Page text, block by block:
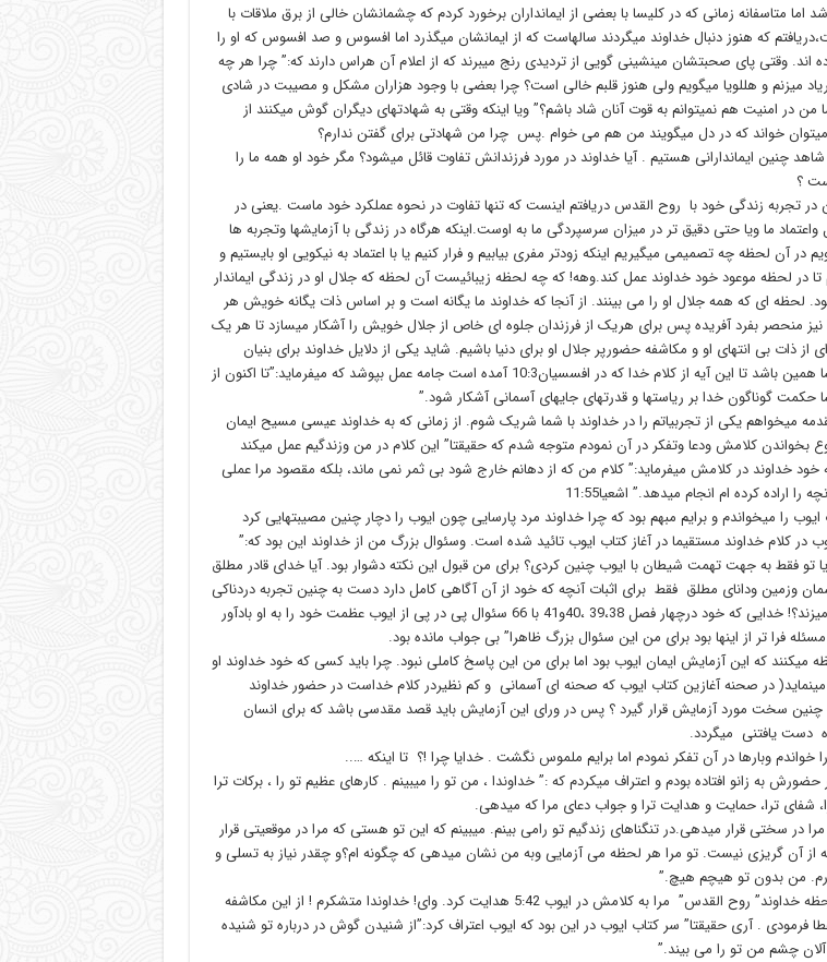
اما متاسفانه زمانی که در کلیسا با بعضی از ایمانداران برخورد کردم که چشمانشان خالی از برق ملاقات با
که هنوز دنبال خداوند میگردند سالهاست که از ایمانشان میگذرد اما افسوس و صد افسوس که او را
اند. وقتی پای صحبتشان مینشینی گویی از تردیدی رنج میبرند که از اعلام آن هراس دارند که:” چرا هر چه
میزنم و هللویا میگویم ولی هنوز قلبم خالی است؟ چرا بعضی با وجود هزاران مشکل و مصیبت در شادی
من در امنیت هم نمیتوانم به قوت آنان شاد باشم؟” ویا اینکه وقتی به شهادتهای دیگران گوش میکنند از
خواند که در دل میگویند من هم می خوام .پس چرا من شهادتی برای گفتن ندارم؟
چنین ایماندارانی هستیم . آیا خداوند در مورد فرزندانش تفاوت قائل میشود؟ مگر خود او همه ما را
؟
در تجربه زندگی خود با روح القدس دریافتم اینست که تنها تفاوت در نحوه عملکرد خود ماست .یعنی در
واعتماد ما ویا حتی دقیق تر در میزان سرسپردگی ما به اوست.اینکه هرگاه در زندگی با آزمایشها وتجربه ها
در آن لحظه چه تصمیمی میگیریم اینکه زودتر مفری بیابیم و فرار کنیم یا با اعتماد به نیکویی او بایستیم و
در لحظه موعود خود خداوند عمل کند.وهه! که چه لحظه زیبائیست آن لحظه که جلال او در زندگی ایماندار
لحظه ای که همه جلال او را می بینند. از آنجا که خداوند ما یگانه است و بر اساس ذات یگانه خویش هر
نیز منحصر بفرد آفریده پس برای هریک از فرزندان جلوه ای خاص از جلال خویش را آشکار میسازد تا هر یک
از ذات بی انتهای او و مکاشفه حضورپر جلال او برای دنیا باشیم. شاید یکی از دلایل خداوند برای بنیان
نهادن کلیسا همین باشد تا این آیه از کلام خدا که در افسسیان10:3 آمده است جامه عمل بپوشد که میفرماید:”تا اکنون از
حکمت گوناگون خدا بر ریاستها و قدرتهای جایهای آسمانی آشکار شود.”
میخواهم یکی از تجربیاتم را در خداوند با شما شریک شوم. از زمانی که به خداوند عیسی مسیح ایمان
بخواندن کلامش ودعا وتفکر در آن نمودم متوجه شدم که حقیقتا” این کلام در من وزندگیم عمل میکند
خود خداوند در کلامش میفرماید:” کلام من که از دهانم خارج شود بی ثمر نمی ماند، بلکه مقصود مرا عملی
را اراده کرده ام انجام میدهد.” اشعیا11:55
ایوب را میخواندم و برایم مبهم بود که چرا خداوند مرد پارسایی چون ایوب را دچار چنین مصیبتهایی کرد
در کلام خداوند مستقیما در آغاز کتاب ایوب تائید شده است. وسئوال بزرگ من از خداوند این بود که:”
تو فقط به جهت تهمت شیطان با ایوب چنین کردی؟ برای من قبول این نکته دشوار بود. آیا خدای قادر مطلق
وزمین ودانای مطلق فقط برای اثبات آنچه که خود از آن آگاهی کامل دارد دست به چنین تجربه دردناکی
برای ایوب میزند؟! خدایی که خود درچهار فصل 39،38 ،40و41 با 66 سئوال پی در پی از ایوب عظمت خود را به او بادآور
فرا تر از اینها بود برای من این سئوال بزرگ ظاهرا” بی جواب مانده بود.
میکنند که این آزمایش ایمان ایوب بود اما برای من این پاسخ کاملی نبود. چرا باید کسی که خود خداوند او
در صحنه آغازین کتاب ایوب که صحنه ای آسمانی و کم نظیردر کلام خداست در حضور خداوند
چنین سخت مورد آزمایش قرار گیرد ؟ پس در ورای این آزمایش باید قصد مقدسی باشد که برای انسان
دست یافتنی میگردد.
خواندم وبارها در آن تفکر نمودم اما برایم ملموس نگشت . خدایا چرا !؟ تا اینکه …..
به زانو افتاده بودم و اعتراف میکردم که :” خداوندا ، من تو را میبینم . کارهای عظیم تو را ، برکات ترا
شفای ترا، حمایت و هدایت ترا و جواب دعای مرا که میدهی.
در سختی قرار میدهی.در تنگناهای زندگیم تو رامی بینم. میبینم که این تو هستی که مرا در موقعیتی قرار
آن گریزی نیست. تو مرا هر لحظه می آزمایی وبه من نشان میدهی که چگونه ام؟و چقدر نیاز به تسلی و
من بدون تو هیچم هیچ.”
در همان لحظه خداوند” روح القدس” مرا به کلامش در ایوب 5:42 هدایت کرد. وای! خداوندا متشکرم ! از این مکاشفه
فرمودی . آری حقیقتا” سر کتاب ایوب در این بود که ایوب اعتراف کرد:”از شنیدن گوش در درباره تو شنیده
چشم من تو را می بیند.”